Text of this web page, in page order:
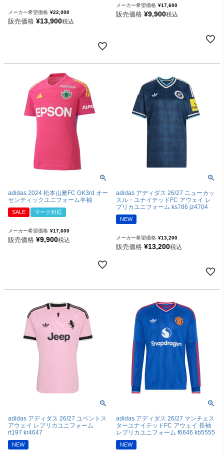
メーカー希望価格 ¥22,000
販売価格 ¥13,900税込
メーカー希望価格 ¥17,600
販売価格 ¥9,900税込
adidas 2024 松本山雅FC GK3rd オー
センティックユニフォーム半袖
SALE マーク対応
メーカー希望価格 ¥17,600
販売価格 ¥9,900税込
adidas アディダス 26/27 ニューカッ
スル・ユナイテッドFC アウェイ レ
プリカユニフォーム ks786 jz4704
NEW
メーカー希望価格 ¥13,200
販売価格 ¥13,200税込
adidas アディダス 26/27 ユベントス
アウェイ レプリカユニフォーム
rt197 kr4647
NEW
adidas アディダス 26/27 マンチェス
ターユナイテッドFC アウェイ 長袖
レプリカユニフォーム f6646 kb5555
NEW